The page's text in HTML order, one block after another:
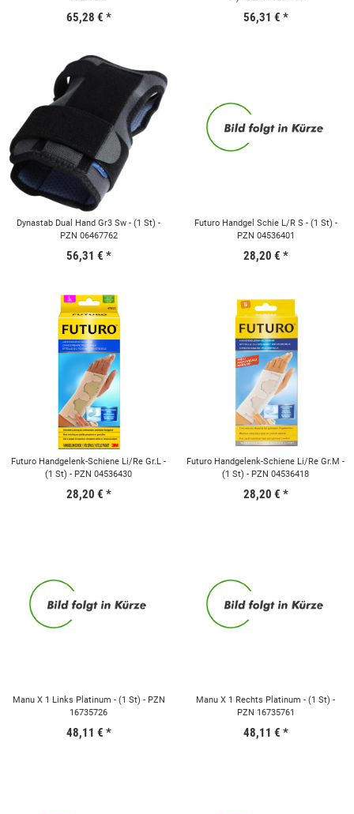
65,28 € * 56,31 € *
Dynastab Dual Hand Gr3 Sw - (1 St) -
PZN 06467762
56,31 € *
Futuro Handgel Schie L/R S - (1 St) -
PZN 04536401
28,20 € *
Futuro Handgelenk-Schiene Li/Re Gr.L -
(1 St) - PZN 04536430
28,20 € *
Futuro Handgelenk-Schiene Li/Re Gr.M -
(1 St) - PZN 04536418
28,20 € *
Manu X 1 Links Platinum - (1 St) - PZN
16735726
48,11 € *
Manu X 1 Rechts Platinum - (1 St) -
PZN 16735761
48,11 € *